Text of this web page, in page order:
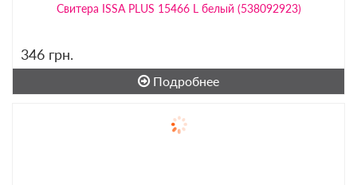
Свитера ISSA PLUS 15466 L белый (538092923)
346 грн.
Подробнее